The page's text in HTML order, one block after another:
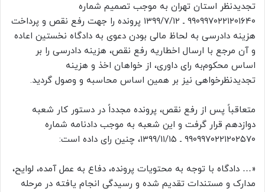
تجدیدنظر استان تهران به موجب تصمیم شماره
۹۹۰۹۹۷۰۲۲۱۲۰۱۶۴۰ ـ ۱۳۹۹/۷/۱۲ پرونده را جهت رفع نقص و پرداخت
هزینه دادرسی به لحاظ مالی بودن دعوی به دادگاه نخستین اعاده
و آن مرجع با ارسال اخطاریه رفع نقص، هزینه دادرسی را بر
اساس محکوم‌به رای داوری، از خواهان اخذ و هزینه
تجدیدنظرخواهی نیز بر همین اساس محاسبه و وصول گردید.
متعاقباً پس از رفع نقص، پرونده مجدداً در دستور کار شعبه
دوازدهم قرار گرفت و این شعبه به موجب دادنامه شماره
۹۹۰۹۹۷۰۲۲۱۲۰۲۵۷۰ ـ ۱۳۹۹/۱۱/۱۵، چنین رای داده است:
«… دادگاه با توجه به محتویات پرونده، دفاع به عمل آمده، لوایح،
مدارک و مستندات تقدیم شده و رسیدگی انجام یافته در مرحله